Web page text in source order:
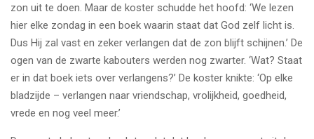
zon uit te doen. Maar de koster schudde het hoofd: ‘We lezen
hier elke zondag in een boek waarin staat dat God zelf licht is.
Dus Hij zal vast en zeker verlangen dat de zon blijft schijnen.’ De
ogen van de zwarte kabouters werden nog zwarter. ‘Wat? Staat
er in dat boek iets over verlangens?’ De koster knikte: ‘Op elke
bladzijde – verlangen naar vriendschap, vrolijkheid, goedheid,
vrede en nog veel meer.’